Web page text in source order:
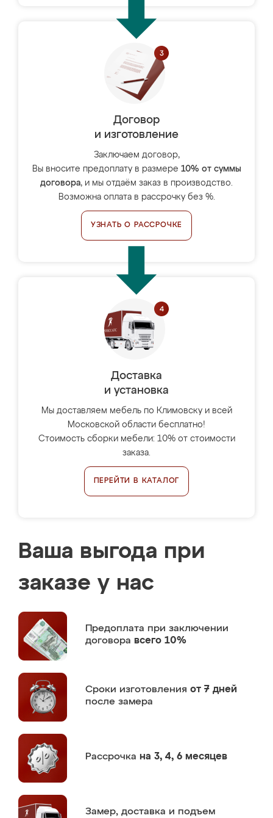
Договор
и изготовление
Заключаем договор,
Вы вносите предоплату в размере 10% от суммы
договора, и мы отдаём заказ в производство.
Возможна оплата в рассрочку без %.
УЗНАТЬ О РАССРОЧКЕ
Доставка
и установка
Мы доставляем мебель по Климовску и всей
Московской области бесплатно!
Стоимость сборки мебели: 10% от стоимости
заказа.
ПЕРЕЙТИ В КАТАЛОГ
Ваша выгода при
заказе у нас
Предоплата при заключении
договора всего 10%
Сроки изготовления от 7 дней
после замера
Рассрочка на 3, 4, 6 месяцев
Замер, доставка и подъем